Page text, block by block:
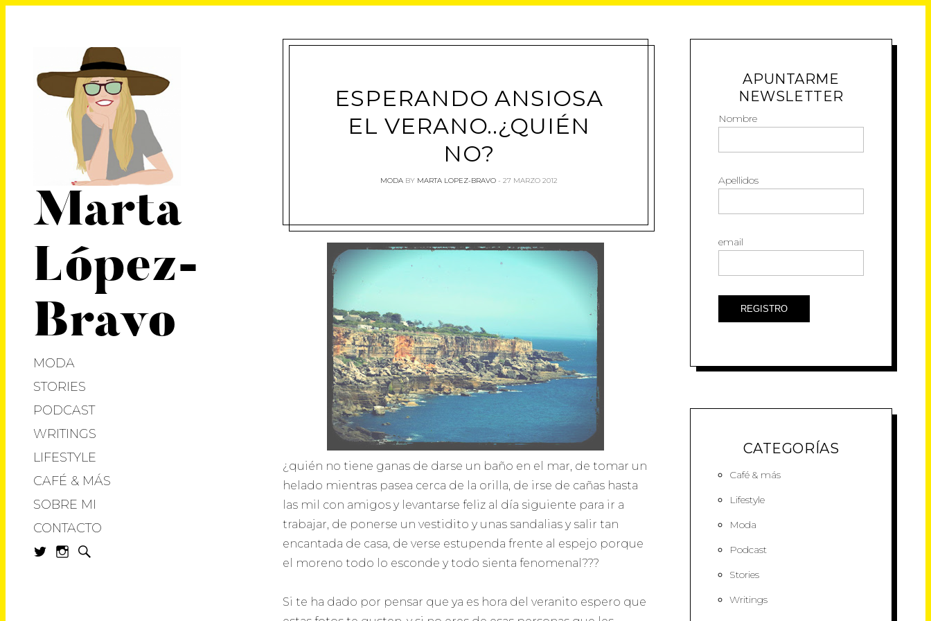
Marta
López-
Bravo
MODA
STORIES
PODCAST
WRITINGS
LIFESTYLE
CAFÉ & MÁS
SOBRE MI
CONTACTO
ESPERANDO ANSIOSA
EL VERANO..¿QUIÉN
NO?
MODA BY MARTA LOPEZ-BRAVO 27 MARZO 2012
¿quién no tiene ganas de darse un baño en el mar, de tomar un
helado mientras pasea cerca de la orilla, de irse de cañas hasta
las mil con amigos y levantarse feliz al día siguiente para ir a
trabajar, de ponerse un vestidito y unas sandalias y salir tan
encantada de casa, de verse estupenda frente al espejo porque
el moreno todo lo esconde y todo sienta fenomenal???
Si te ha dado por pensar que ya es hora del veranito espero que
APUNTARME
NEWSLETTER
Nombre
Apellidos
email
CATEGORÍAS
Café & más
Lifestyle
Moda
Podcast
Stories
Writings